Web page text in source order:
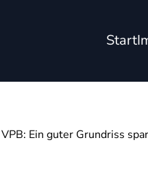
Start
VPB: Ein guter Grundriss